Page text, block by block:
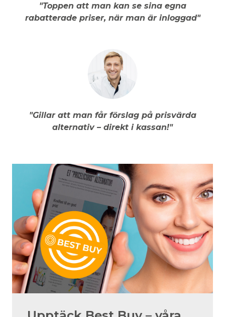
"Toppen att man kan se sina egna
rabatterade priser, när man är inloggad"
"Gillar att man får förslag på prisvärda
alternativ – direkt i kassan!"